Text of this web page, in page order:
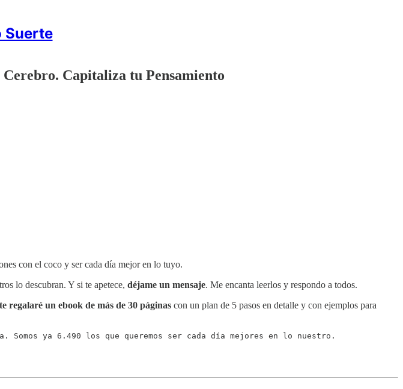
Suerte
Capitaliza tu Pensamiento
con el coco y ser cada día mejor en lo tuyo.
lo descubran. Y si te apetece, déjame un mensaje. Me encanta leerlos y respondo a todos.
regalaré un ebook de más de 30 páginas con un plan de 5 pasos en detalle y con ejemplos para
ya 6.490 los que queremos ser cada día mejores en lo nuestro.